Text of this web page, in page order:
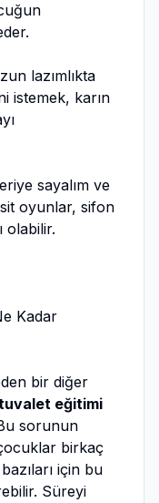
lazımlıkta
istemek, karın
sayalım ve
oyunlar, sifon
olabilir.
Kadar
bir diğer
eğitimi
sorunun
birkaç
için bu
Süreyi